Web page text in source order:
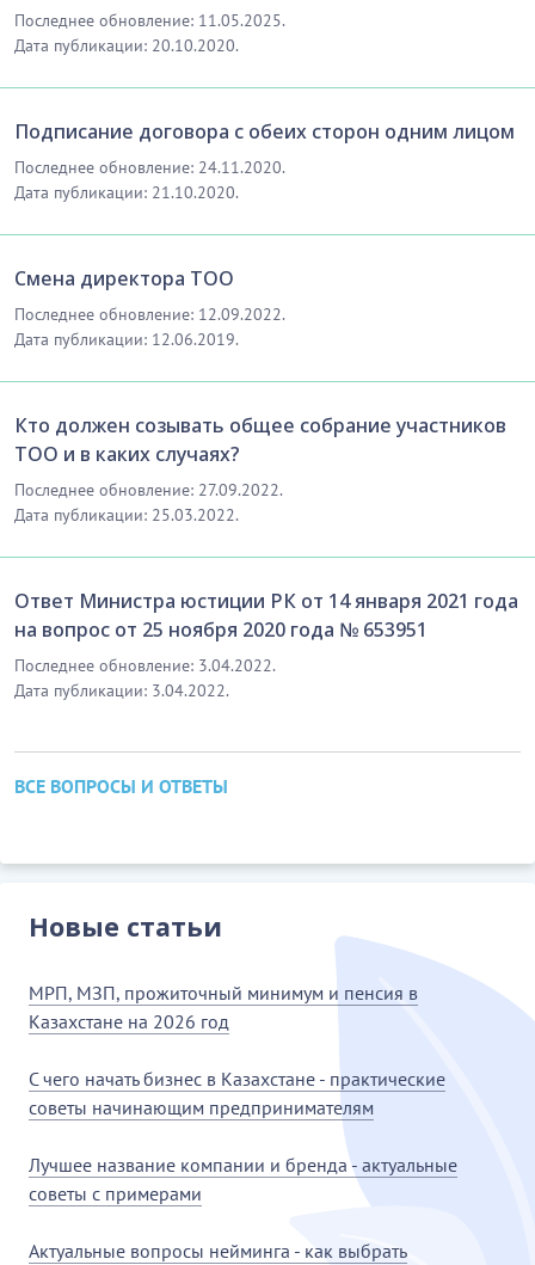
Последнее обновление: 11.05.2025.
Дата публикации: 20.10.2020.
Подписание договора с обеих сторон одним лицом
Последнее обновление: 24.11.2020.
Дата публикации: 21.10.2020.
Смена директора ТОО
Последнее обновление: 12.09.2022.
Дата публикации: 12.06.2019.
Кто должен созывать общее собрание участников
ТОО и в каких случаях?
Последнее обновление: 27.09.2022.
Дата публикации: 25.03.2022.
Ответ Министра юстиции РК от 14 января 2021 года
на вопрос от 25 ноября 2020 года № 653951
Последнее обновление: 3.04.2022.
Дата публикации: 3.04.2022.
ВСЕ ВОПРОСЫ И ОТВЕТЫ
Новые статьи
МРП, МЗП, прожиточный минимум и пенсия в
Казахстане на 2026 год
С чего начать бизнес в Казахстане - практические
советы начинающим предпринимателям
Лучшее название компании и бренда - актуальные
советы с примерами
Актуальные вопросы нейминга - как выбрать